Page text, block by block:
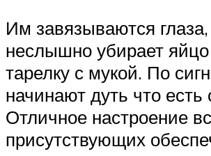
Им завязываются
неслышно убирает яйцо
тарелку с мукой. По
начинают дуть что есть
Отличное настроение
присутствующих